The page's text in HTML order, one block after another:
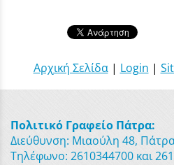
Αρχική Σελίδα| Login |
Πολιτικό Γραφείο Πάτρα:
Διεύθυνση: Μιαούλη 48,
Τηλέφωνο: 2610344700 και